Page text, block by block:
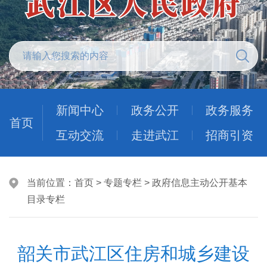
首页
新闻中心 政务公开
政务服务
互动交流
走进武江 招商引资
当前位置： 首页 > 专题专栏 > 政府信息主动公开基本
目录专栏
韶关市武江区住房和城乡建设